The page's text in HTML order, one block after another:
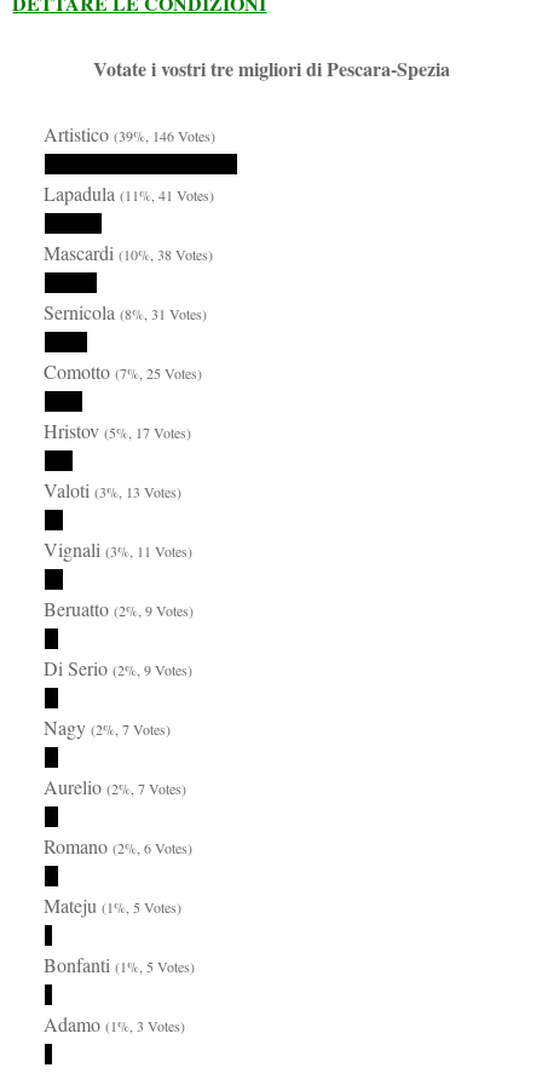
Votate i vostri tre migliori di Pescara-Spezia
Artistico(39%, 146 Votes)
Lapadula(11%, 41 Votes)
Mascardi(10%, 38 Votes)
Sernicola(8%, 31 Votes)
Comotto(7%, 25 Votes)
Hristov(5%, 17 Votes)
Valoti(3%, 13 Votes)
Vignali(3%, 11 Votes)
Beruatto(2%, 9 Votes)
Di Serio(2%, 9 Votes)
Nagy(2%, 7 Votes)
Aurelio(2%, 7 Votes)
Romano(2%, 6 Votes)
Mateju(1%, 5 Votes)
Bonfanti(1%, 5 Votes)
Adamo(1%, 3 Votes)